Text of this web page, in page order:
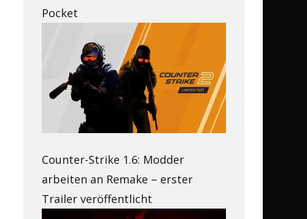
Pocket
Counter-Strike 1.6: Modder
arbeiten an Remake – erster
Trailer veröffentlicht